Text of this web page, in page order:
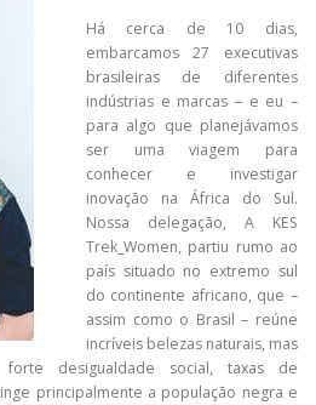
Há cerca de 10 dias,
embarcamos 27 executivas
brasileiras de diferentes
indústrias e marcas – e eu –
para algo que planejávamos
ser uma viagem para
conhecer e investigar
inovação na África do Sul.
Nossa delegação, A KES
Trek_Women, partiu rumo ao
país situado no extremo sul
do continente africano, que –
assim como o Brasil – reúne
incríveis belezas naturais, mas
desigualdade social, taxas de
principalmente a população negra e